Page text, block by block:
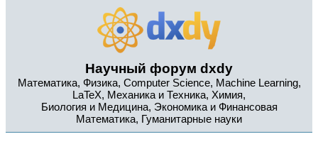
Научный форум dxdy
Математика, Физика, Computer Science, Machine Learning,
LaTeX, Механика и Техника, Химия,
Биология и Медицина, Экономика и Финансовая
Математика, Гуманитарные науки